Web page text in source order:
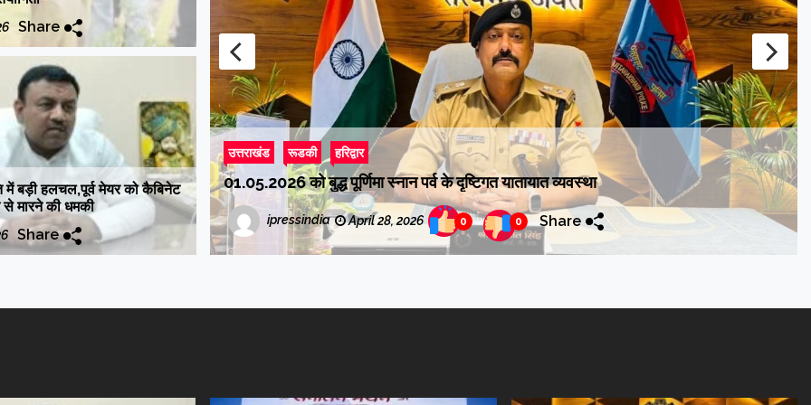
Share
में बड़ी हलचल,पूर्व मेयर को कैबिनेट
से मारने की धमकी
Share
उत्तराखंड रूडकी हरिद्वार
भवनगणना शुरू, नगर आयुक्त ने सूचना देने में सहयोग करने की की अपील,घर-घर पहुंचेंगे प्रगणक
ipressindia April 25, 2026 0 0 Share